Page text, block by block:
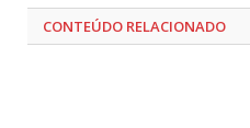
CONTEÚDO RELACIONADO